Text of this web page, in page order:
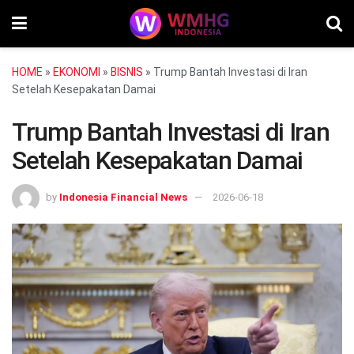
HOME » EKONOMI » BISNIS » Trump Bantah Investasi di Iran
Setelah Kesepakatan Damai
Trump Bantah Investasi di Iran
Setelah Kesepakatan Damai
by Indonesia Financial News 2026-06-18